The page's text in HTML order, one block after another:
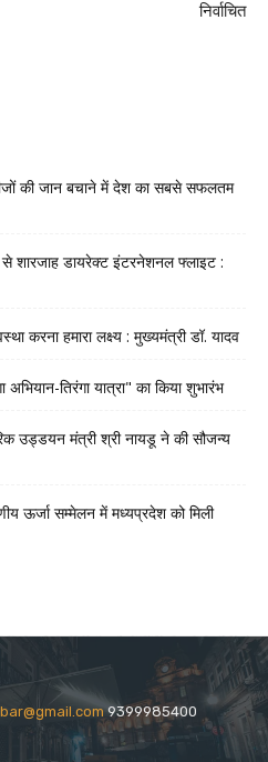
निर्वाचित
की जान बचाने में देश का सबसे सफलतम
से शारजाह डायरेक्ट इंटरनेशनल फ्लाइट :
करना हमारा लक्ष्य : मुख्यमंत्री डॉ. यादव
तिरंगा यात्रा" का किया शुभारंभ
उड्डयन मंत्री श्री नायडू ने की सौजन्य
ऊर्जा सम्मेलन में मध्यप्रदेश को मिली
9399985400